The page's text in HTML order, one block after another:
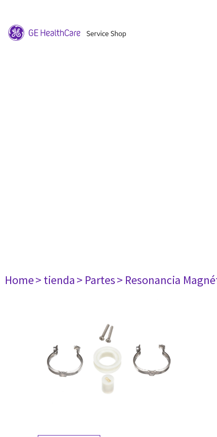
Home> tienda> Partes> Resonancia